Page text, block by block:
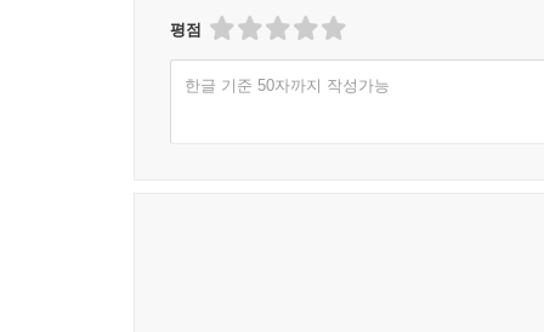
평점
한글 기준 50자까지 작성가능